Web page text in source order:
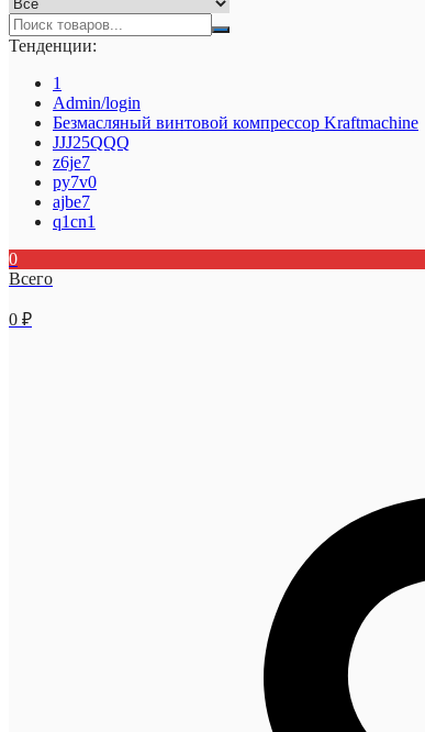
Тенденции:
1
Admin/login
Безмасляный винтовой компрессор Kraftmaсhine
JJJ25QQQ
z6je7
py7v0
ajbe7
q1cn1
0
Всего
0 ₽